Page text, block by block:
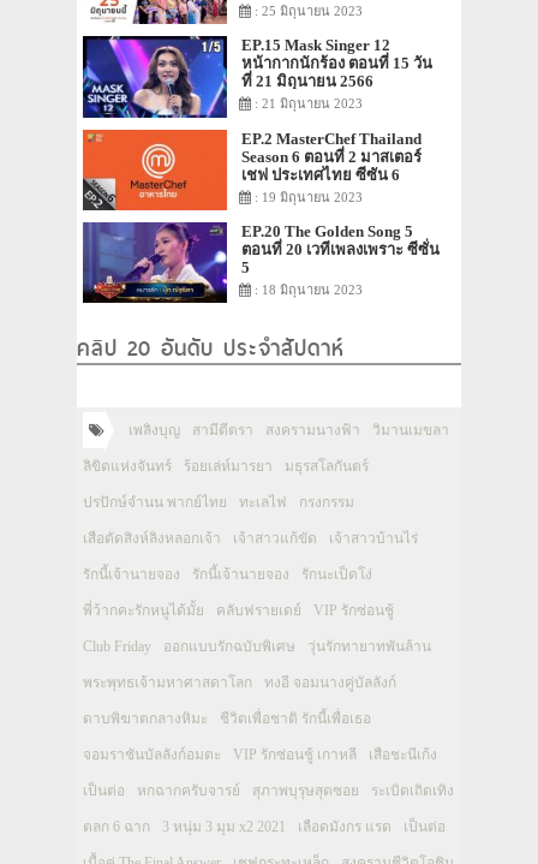
: 25 มิถุนายน 2023
EP.15 Mask Singer 12
หน้ากากนักร้อง ตอนที่ 15 วัน
ที่ 21 มิถุนายน 2566
: 21 มิถุนายน 2023
EP.2 MasterChef Thailand
Season 6 ตอนที่ 2 มาสเตอร์
เชฟ ประเทศไทย ซีซัน 6
: 19 มิถุนายน 2023
EP.20 The Golden Song 5
ตอนที่ 20 เวทีเพลงเพราะ ซีซั่น
5
: 18 มิถุนายน 2023
คลิป 20 อันดับ ประจำสัปดาห์
เพลิงบุญ สามีตีตรา สงครามนางฟ้า วิมานเมขลา
ลิขิตแห่งจันทร์ ร้อยเล่ห์มารยา มธุรสโลกันตร์
ปรปักษ์จำนน พากย์ไทย ทะเลไฟ กรงกรรม
เสือตัดสิงห์ลิงหลอกเจ้า เจ้าสาวแก้ขัด เจ้าสาวบ้านไร่
รักนี้เจ้านายจอง รักนี้เจ้านายจอง รักนะเป็ดโง่
พี่ว้ากคะรักหนูได้มั้ย คลับฟรายเดย์ VIP รักซ่อนชู้
Club Friday ออกแบบรักฉบับพิเศษ วุ่นรักทายาทพันล้าน
พระพุทธเจ้ามหาศาสดาโลก ทงอี จอมนางคู่บัลลังก์
ดาบพิฆาตกลางหิมะ ชีวิตเพื่อชาติ รักนี้เพื่อเธอ
จอมราชันบัลลังก์อมตะ VIP รักซ่อนชู้ เกาหลี เสือชะนีเก้ง
เป็นต่อ หกฉากครับจารย์ สุภาพบุรุษสุดซอย ระเบิดเถิดเทิง
ตลก 6 ฉาก 3 หนุ่ม 3 มุม x2 2021 เลือดมังกร แรด เป็นต่อ